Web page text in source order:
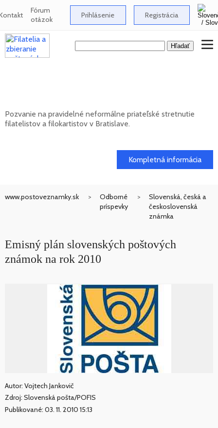
Fórum
otázok Prihlásenie Registrácia
Pozvanie na pravidelné neformálne priateľské stretnutie
filatelistov a filokartistov v Bratislave.
Kompletná informácia
www.postoveznamky.sk
Odborné
príspevky
Slovenská, česká a
československá
známka
Emisný plán slovenských poštových
známok na rok 2010
Autor: Vojtech Jankovič
Zdroj: Slovenská pošta/POFIS
Publikované: 03. 11. 2010 15:13